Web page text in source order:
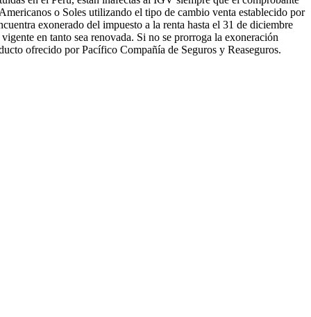
o Soles utilizando el tipo de cambio venta establecido por
exonerado del impuesto a la renta hasta el 31 de diciembre
en tanto sea renovada. Si no se prorroga la exoneración
ofrecido por Pacífico Compañía de Seguros y Reaseguros.